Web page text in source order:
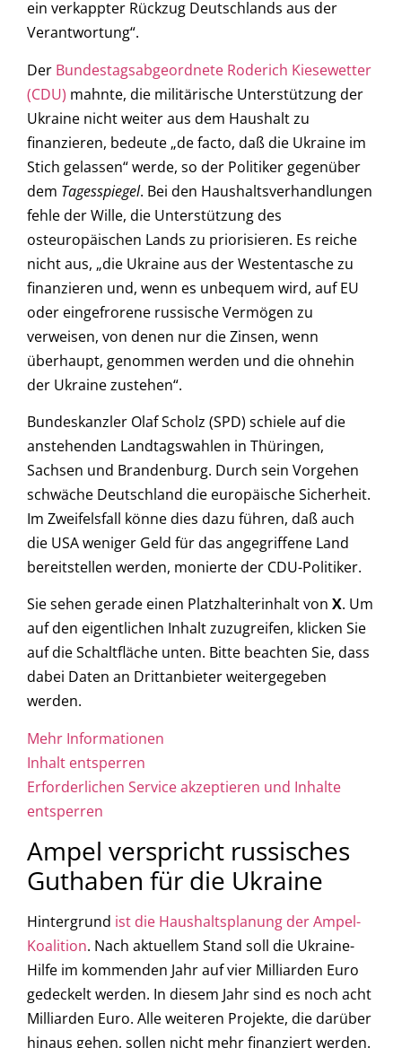
ein verkappter Rückzug Deutschlands aus der
Verantwortung“.
Der Bundestagsabgeordnete Roderich Kiesewetter
(CDU) mahnte, die militärische Unterstützung der
Ukraine nicht weiter aus dem Haushalt zu
finanzieren, bedeute „de facto, daß die Ukraine im
Stich gelassen“ werde, so der Politiker gegenüber
dem Tagesspiegel. Bei den Haushaltsverhandlungen
fehle der Wille, die Unterstützung des
osteuropäischen Lands zu priorisieren. Es reiche
nicht aus, „die Ukraine aus der Westentasche zu
finanzieren und, wenn es unbequem wird, auf EU
oder eingefrorene russische Vermögen zu
verweisen, von denen nur die Zinsen, wenn
überhaupt, genommen werden und die ohnehin
der Ukraine zustehen“.
Bundeskanzler Olaf Scholz (SPD) schiele auf die
anstehenden Landtagswahlen in Thüringen,
Sachsen und Brandenburg. Durch sein Vorgehen
schwäche Deutschland die europäische Sicherheit.
Im Zweifelsfall könne dies dazu führen, daß auch
die USA weniger Geld für das angegriffene Land
bereitstellen werden, monierte der CDU-Politiker.
Sie sehen gerade einen Platzhalterinhalt von X. Um
auf den eigentlichen Inhalt zuzugreifen, klicken Sie
auf die Schaltfläche unten. Bitte beachten Sie, dass
dabei Daten an Drittanbieter weitergegeben
werden.
Mehr Informationen
Inhalt entsperren
Erforderlichen Service akzeptieren und Inhalte
entsperren
Ampel verspricht russisches
Guthaben für die Ukraine
Hintergrund ist die Haushaltsplanung der Ampel-
Koalition. Nach aktuellem Stand soll die Ukraine-
Hilfe im kommenden Jahr auf vier Milliarden Euro
gedeckelt werden. In diesem Jahr sind es noch acht
Milliarden Euro. Alle weiteren Projekte, die darüber
hinaus gehen, sollen nicht mehr finanziert werden.